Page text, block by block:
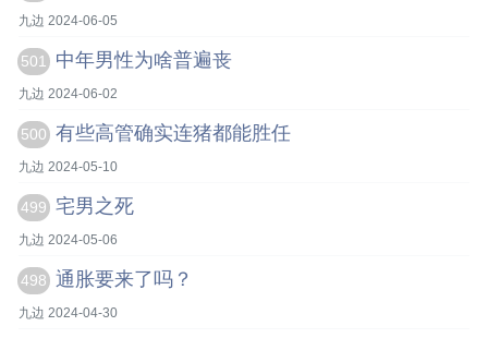
九边 2024-06-05
501 中年男性为啥普遍丧
九边 2024-06-02
500 有些高管确实连猪都能胜任
九边 2024-05-10
499 宅男之死
九边 2024-05-06
498 通胀要来了吗？
九边 2024-04-30